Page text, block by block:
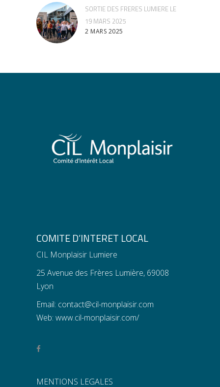
SORTIE DES FRERES LUMIERE LE
19 MARS 2025
2 MARS 2025
COMITE D’INTERET LOCAL
CIL Monplaisir Lumiere
25 Avenue des Frères Lumière, 69008
Lyon
Email: contact@cil-monplaisir.com
Web: www.cil-monplaisir.com/
MENTIONS LEGALES